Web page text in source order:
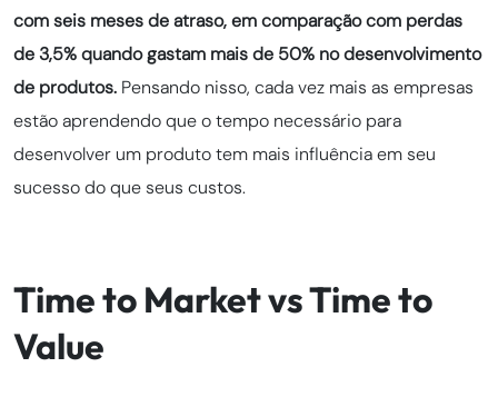
com seis meses de atraso, em comparação com perdas
de 3,5% quando gastam mais de 50% no desenvolvimento
de produtos. Pensando nisso, cada vez mais as empresas
estão aprendendo que o tempo necessário para
desenvolver um produto tem mais influência em seu
sucesso do que seus custos.
Time to Market vs Time to
Value